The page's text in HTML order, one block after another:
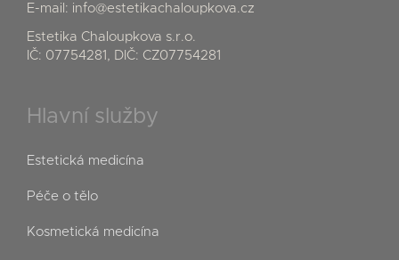
E-mail: info@estetikachaloupkova.cz
Estetika Chaloupkova s.r.o.
IČ: 07754281, DIČ: CZ07754281
Hlavní služby
Estetická medicína
Péče o tělo
Kosmetická medicína